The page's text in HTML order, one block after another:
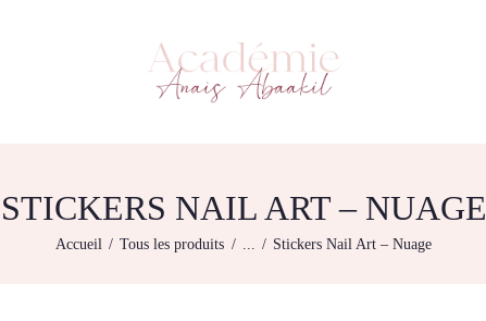
STICKERS NAIL ART – NUAGE
Accueil Tous les produits Stickers Nail Art – Nuage
ACADÉMIE ANAÏS ABAAKIL
Formation et shop Indigo
NOS FORMATIONS
AGENDA DE
BOUTIQUE
CONTACTEZ-NOUS